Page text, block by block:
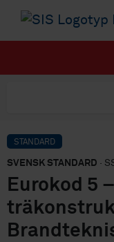
STANDARD
SVENSK STANDARD ·
Eurokod 5